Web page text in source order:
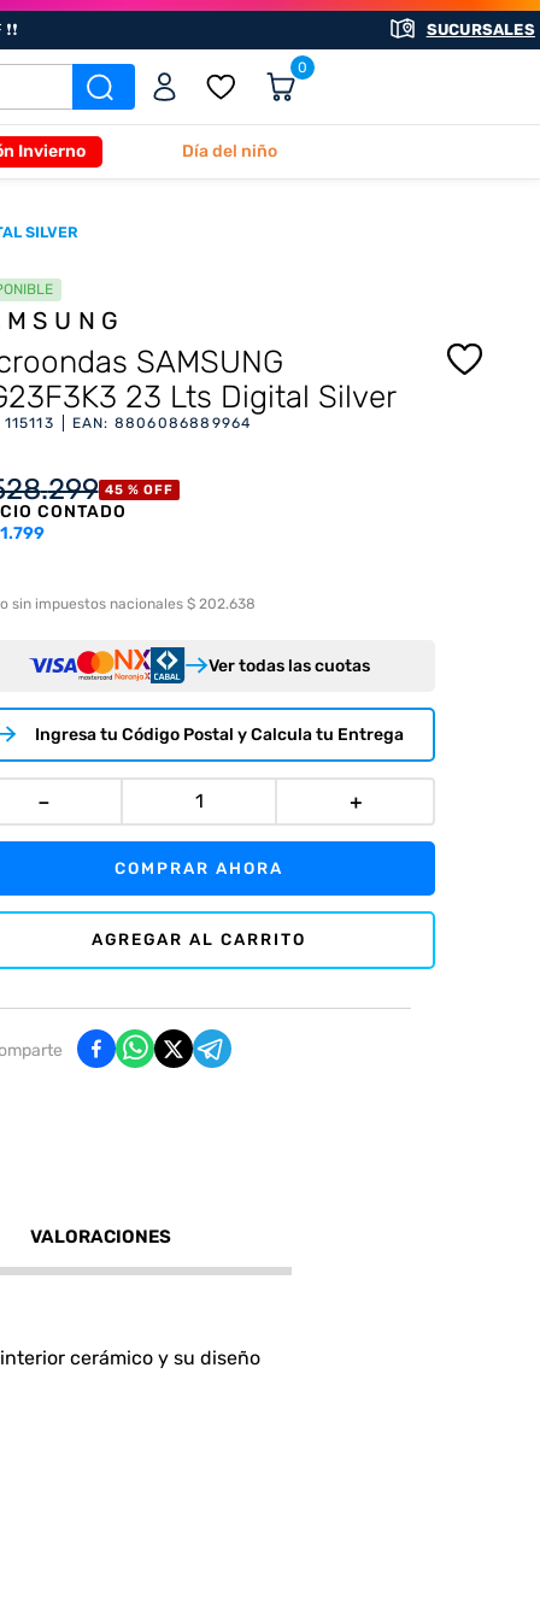
SUCURSALES
0
Invierno Día del niño
SILVER
SAMSUNG
23 Lts Digital Silver
115113 EAN: 8806086889964
.299 45 % OFF
CONTADO
sin impuestos nacionales $ 202.638
Ver todas las cuotas
Ingresa tu Código Postal y Calcula tu Entrega
＋
－
COMPRAR AHORA
AGREGAR AL CARRITO
VALORACIONES
cerámico y su diseño
a rayones.